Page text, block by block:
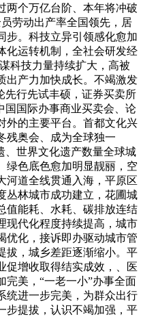
两个万亿台阶、本年将冲破
劳动出产率全国领先，居
步。科技立异引领感化愈加
化运转机制，全社会研发经
科技力量持续扩大，高被
出产力加快成长。不竭激发
先行先试丰硕，证券买卖所
国国际办事商业买卖会、论
外的主要平台。首都文化兴
残奥会、成为全球独一
、世界文化遗产数量全球城
绿色底色愈加明显靓丽，空
河道全线贯通入海，平原区
丛林城市成功建立，花圃城
值能耗、水耗、碳排放连结
现代化程度持续提高，城市
优化，接诉即办驱动城市管
拔，城乡差距逐渐缩小。平
促增收取得结实成效，、医
完美，“一老一小”办事全面
统进一步完美，为群众出行
步提拔，认识不竭加强，平